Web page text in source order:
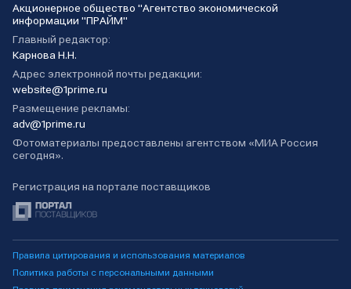
Акционерное общество "Агентство экономической
информации "ПРАЙМ"
Главный редактор:
Карнова Н.Н.
Адрес электронной почты редакции:
website@1prime.ru
Размещение рекламы:
adv@1prime.ru
Фотоматериалы предоставлены агентством «МИА Россия
сегодня».
Регистрация на портале поставщиков
Правила цитирования и использования материалов
Политика работы с персональными данными